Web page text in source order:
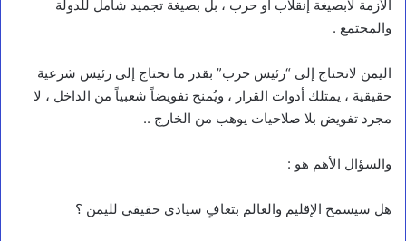
الأزمة لابصيغة إنقلاب أو حرب ، بل بصيغة تجميد شامل للدولة
والمجتمع .
اليمن لاتحتاج إلى “رئيس حرب” بقدر ما تحتاج إلى رئيس شرعية
حقيقية ، يمتلك أدوات القرار ، ويُمنح تفويضاً شعبياً من الداخل ، لا
مجرد تفويض بلا صلاحيات يوهب من الخارج ..
والسؤال الأهم هو :
هل سيسمح الإقليم والعالم بتعافٍ سيادي حقيقي لليمن ؟